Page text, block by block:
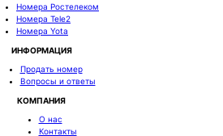
Номера Ростелеком
Номера Tele2
Номера Yota
ИНФОРМАЦИЯ
Продать номер
Вопросы и ответы
КОМПАНИЯ
О нас
Контакты